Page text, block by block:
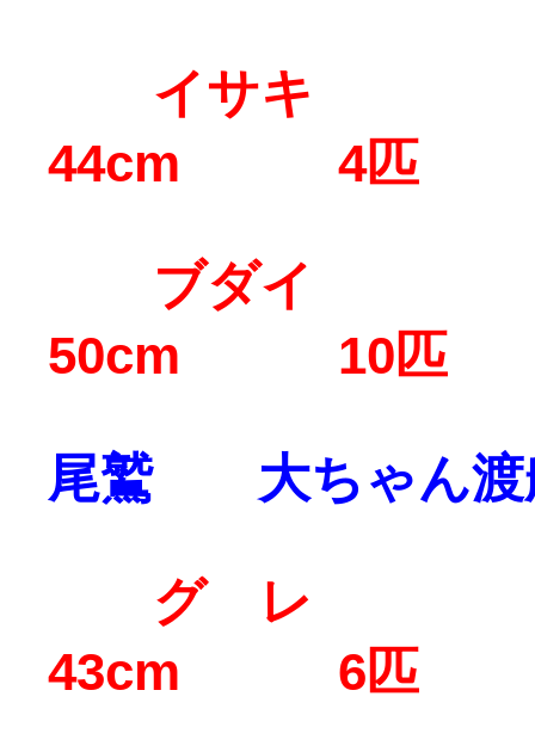
イサキ
44cm 4匹
ブダイ
50cm 10匹
尾鷲 大ちゃん渡
グ レ
43cm 6匹